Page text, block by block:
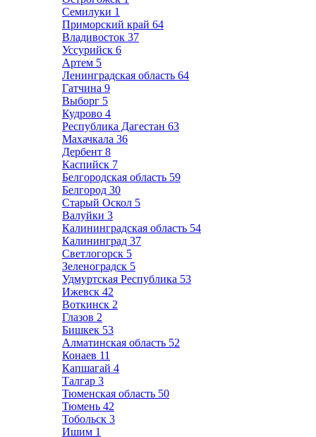
Семилуки 1
Приморский край 64
Владивосток 37
Уссурийск 6
Артем 5
Ленинградская область 64
Гатчина 9
Выборг 5
Кудрово 4
Республика Дагестан 63
Махачкала 36
Дербент 8
Каспийск 7
Белгородская область 59
Белгород 30
Старый Оскол 5
Валуйки 3
Калининградская область 54
Калининград 37
Светлогорск 5
Зеленоградск 5
Удмуртская Республика 53
Ижевск 42
Воткинск 2
Глазов 2
Бишкек 53
Алматинская область 52
Конаев 11
Капшагай 4
Талгар 3
Тюменская область 50
Тюмень 42
Тобольск 3
Ишим 1